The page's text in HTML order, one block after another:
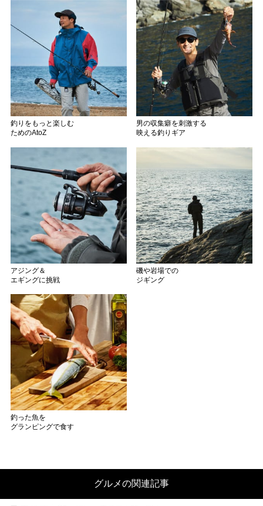
釣りをもっと楽しむ
ためのAtoZ
男の収集癖を刺激する
映える釣りギア
アジング＆
エギングに挑戦
磯や岩場での
ジギング
釣った魚を
グランピングで食す
グルメの関連記事